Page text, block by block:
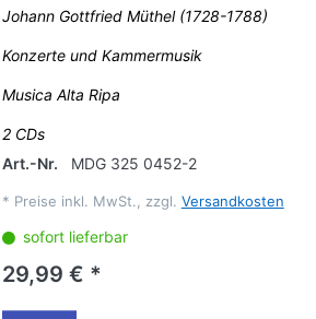
Johann Gottfried Müthel (1728-1788)
Konzerte und Kammermusik
Musica Alta Ripa
2 CDs
Art.-Nr.
MDG 325 0452-2
* Preise inkl. MwSt., zzgl. Versandkosten
sofort lieferbar
29,99 € *